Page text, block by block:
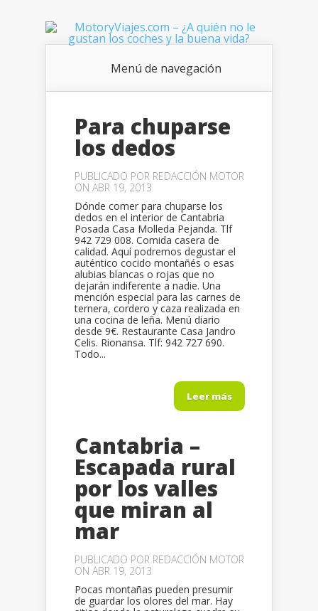
Menú de navegación
Para chuparse
los dedos
PUBLICADO POR REDACCIÓN MOTOR
ON ABR 19, 2013
Dónde comer para chuparse los
dedos en el interior de Cantabria
Posada Casa Molleda Pejanda. Tlf
942 729 008. Comida casera de
calidad. Aquí podremos degustar el
auténtico cocido montañés o esas
alubias blancas o rojas que no
dejarán indiferente a nadie. Una
mención especial para las carnes de
ternera, cordero y caza realizada en
una cocina de leña. Menú diario
desde 9€. Restaurante Casa Jandro
Celis. Rionansa. Tlf: 942 727 690.
Todo...
Leer más
Cantabria –
Escapada rural
por los valles
que miran al
mar
PUBLICADO POR REDACCIÓN MOTOR
ON ABR 19, 2013
Pocas montañas pueden presumir
de guardar los olores del mar. Hay